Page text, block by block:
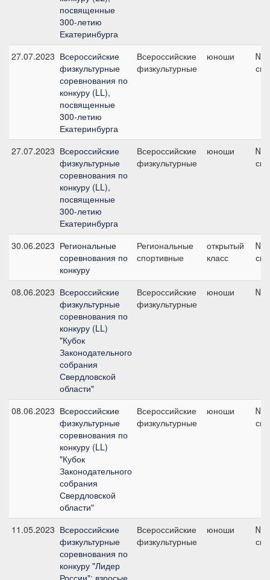
посвященные
300-летию
Екатеринбурга
27.07.2023 Всероссийские
физкультурные
соревнования по
конкуру (LL),
посвященные
300-летию
Екатеринбурга
Всероссийские
физкультурные
юноши
см
27.07.2023 Всероссийские
физкультурные
соревнования по
конкуру (LL),
посвященные
300-летию
Екатеринбурга
Всероссийские
физкультурные
юноши
см
30.06.2023 Региональные
соревнования по
конкуру
Региональные
спортивные
открытый
класс
см
08.06.2023 Всероссийские
физкультурные
соревнования по
конкуру (LL)
"Кубок
Законодательного
собрания
Свердловской
области"
Всероссийские
физкультурные
юноши
08.06.2023 Всероссийские
физкультурные
соревнования по
конкуру (LL)
"Кубок
Законодательного
собрания
Свердловской
области"
Всероссийские
физкультурные
юноши
см
11.05.2023 Всероссийские
физкультурные
соревнования по
конкуру "Лидер
России": взросые
Всероссийские
физкультурные
юноши
см